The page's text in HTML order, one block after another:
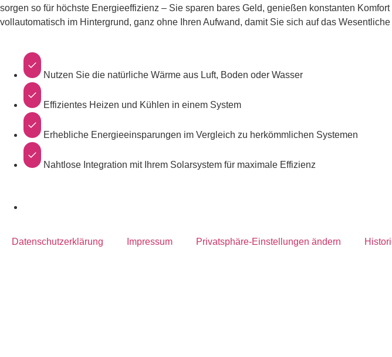
sorgen so für höchste Energieeffizienz – Sie sparen bares Geld, genießen konstanten
vollautomatisch im Hintergrund, ganz ohne Ihren Aufwand, damit Sie sich auf das
Nutzen Sie die natürliche Wärme aus Luft, Boden oder Wasser
Effizientes Heizen und Kühlen in einem System
Erhebliche Energieeinsparungen im Vergleich zu herkömmlichen Systemen
Nahtlose Integration mit Ihrem Solarsystem für maximale Effizienz
Datenschutzerklärung Impressum Privatsphäre-Einstellungen ändern